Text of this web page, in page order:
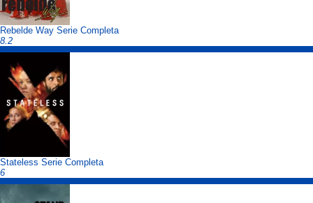
Rebelde Way Serie Completa
8.2
Stateless Serie Completa
6